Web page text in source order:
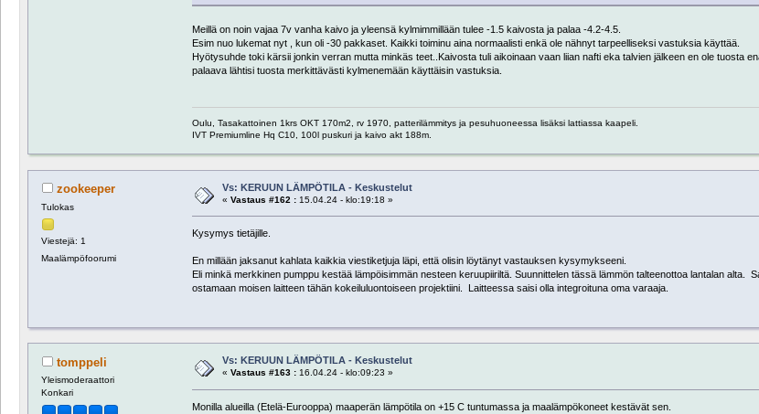
Meillä on noin vajaa 7v vanha kaivo ja yleensä kylmimmillään tulee -1.5 kaivosta ja palaa -4.2-4.5.
Esim nuo lukemat nyt , kun oli -30 pakkaset. Kaikki toiminu aina normaalisti enkä ole nähnyt tarpeelliseksi vastuksia käyttää.
Hyötysuhde toki kärsii jonkin verran mutta minkäs teet..Kaivosta tuli aikoinaan vaan liian nafti eka talvien jälkeen en ole tuosta
palaava lähtisi tuosta merkittävästi kylmenemään käyttäisin vastuksia.
Oulu, Tasakattoinen 1krs OKT 170m2, rv 1970, patterilämmitys ja pesuhuoneessa lisäksi lattiassa kaapeli.
IVT Premiumline Hq C10, 100l puskuri ja kaivo akt 188m.
zookeeper
Tulokas
Viestejä: 1
Maalämpöfoorumi
Vs: KERUUN LÄMPÖTILA - Keskustelut
« Vastaus #162 :15.04.24 - klo:19:18 »
Kysymys tietäjille.
En millään jaksanut kahlata kaikkia viestiketjuja läpi, että olisin löytänyt vastauksen kysymykseeni.
Eli minkä merkkinen pumppu kestää lämpöisimmän nesteen keruupiiriltä. Suunnittelen tässä lämmön talteenottoa lantalan alta.
ostamaan moisen laitteen tähän kokeiluluontoiseen projektiini. Laitteessa saisi olla integroituna oma varaaja.
tomppeli
Yleismoderaattori
Konkari
Vs: KERUUN LÄMPÖTILA - Keskustelut
« Vastaus #163 :16.04.24 - klo:09:23 »
Monilla alueilla (Etelä-Eurooppa) maaperän lämpötila on +15 C tuntumassa ja maalämpökoneet kestävät sen.